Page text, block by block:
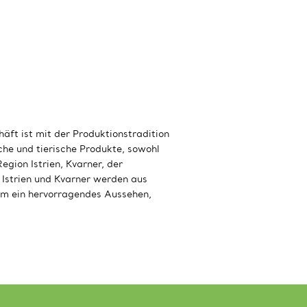
ist mit der Produktionstradition
und tierische Produkte, sowohl
Istrien, Kvarner, der
und Kvarner werden aus
ein hervorragendes Aussehen,